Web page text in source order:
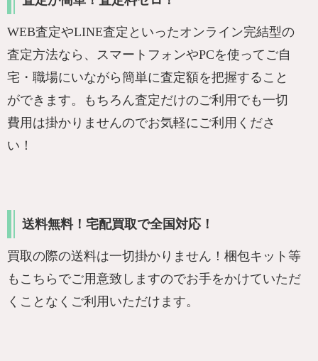
WEB査定やLINE査定といったオンライン完結型の
査定方法なら、スマートフォンやPCを使ってご自
宅・職場にいながら簡単に査定額を把握すること
ができます。もちろん査定だけのご利用でも一切
費用は掛かりませんのでお気軽にご利用くださ
い！
送料無料！宅配買取で全国対応！
買取の際の送料は一切掛かりません！梱包キット等
もこちらでご用意致しますのでお手をかけていただ
くことなくご利用いただけます。